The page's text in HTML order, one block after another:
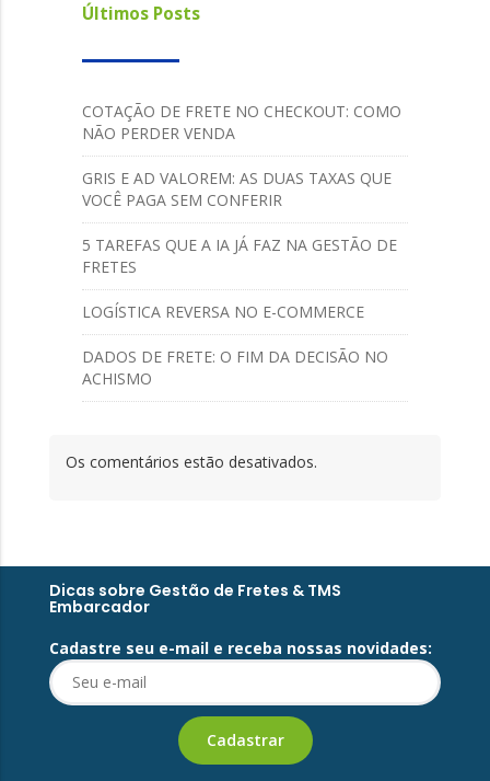
Últimos Posts
COTAÇÃO DE FRETE NO CHECKOUT: COMO
NÃO PERDER VENDA
GRIS E AD VALOREM: AS DUAS TAXAS QUE
VOCÊ PAGA SEM CONFERIR
5 TAREFAS QUE A IA JÁ FAZ NA GESTÃO DE
FRETES
LOGÍSTICA REVERSA NO E-COMMERCE
DADOS DE FRETE: O FIM DA DECISÃO NO
ACHISMO
Os comentários estão desativados.
Dicas sobre Gestão de Fretes & TMS
Embarcador
Cadastre seu e-mail e receba nossas novidades: